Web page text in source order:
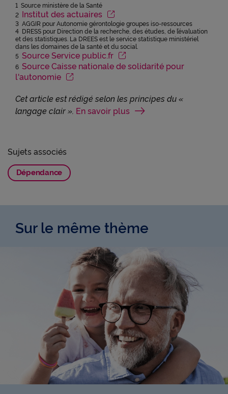
1 Source ministère de la Santé
2 Institut des actuaires
3 AGGIR pour Autonomie gérontologie groupes iso-ressources
4 DRESS pour Direction de la recherche, des études, de l’évaluation
et des statistiques. La DREES est le service statistique ministériel
dans les domaines de la santé et du social.
5 Source Service public.fr
6 Source Caisse nationale de solidarité pour
l'autonomie
Cet article est rédigé selon les principes du «
langage clair ». En savoir plus
Sujets associés
Dépendance
Sur le même thème